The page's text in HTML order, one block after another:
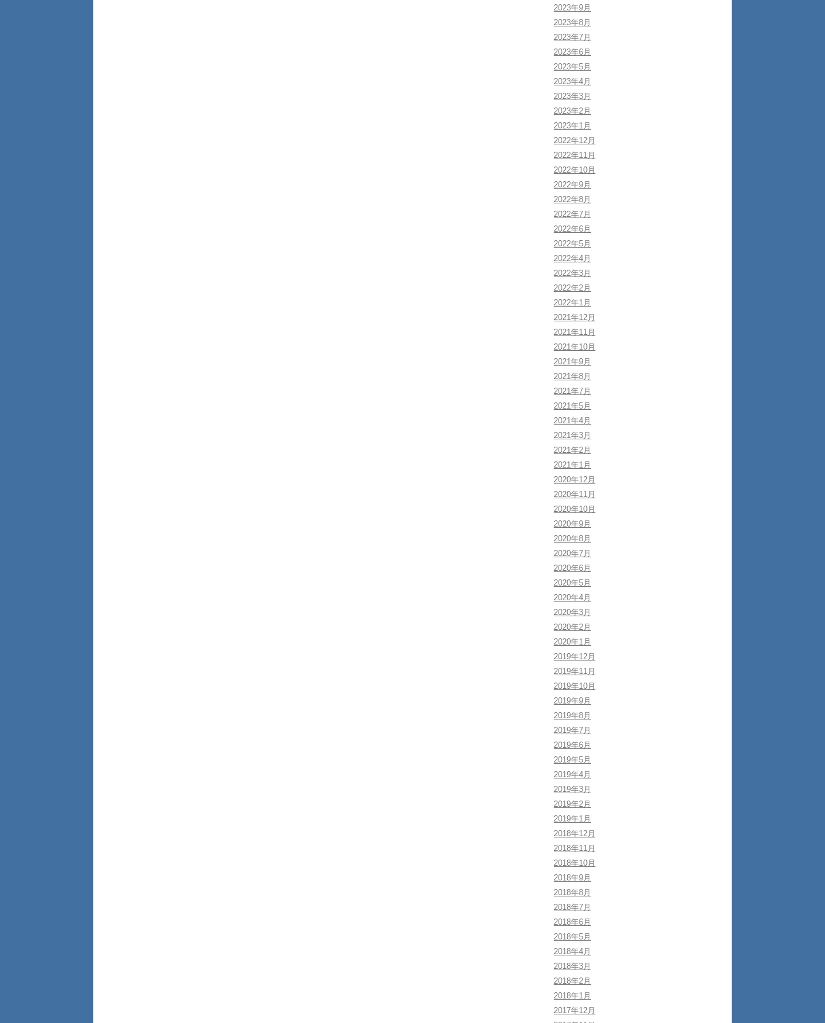
2023年9月
2023年8月
2023年7月
2023年6月
2023年5月
2023年4月
2023年3月
2023年2月
2023年1月
2022年12月
2022年11月
2022年10月
2022年9月
2022年8月
2022年7月
2022年6月
2022年5月
2022年4月
2022年3月
2022年2月
2022年1月
2021年12月
2021年11月
2021年10月
2021年9月
2021年8月
2021年7月
2021年5月
2021年4月
2021年3月
2021年2月
2021年1月
2020年12月
2020年11月
2020年10月
2020年9月
2020年8月
2020年7月
2020年6月
2020年5月
2020年4月
2020年3月
2020年2月
2020年1月
2019年12月
2019年11月
2019年10月
2019年9月
2019年8月
2019年7月
2019年6月
2019年5月
2019年4月
2019年3月
2019年2月
2019年1月
2018年12月
2018年11月
2018年10月
2018年9月
2018年8月
2018年7月
2018年6月
2018年5月
2018年4月
2018年3月
2018年2月
2018年1月
2017年12月